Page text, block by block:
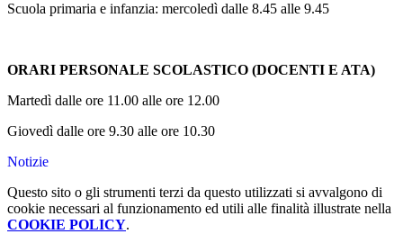
Scuola primaria e infanzia: mercoledì dalle 8.45 alle 9.45
ORARI PERSONALE SCOLASTICO (DOCENTI E ATA)
Martedì dalle ore 11.00 alle ore 12.00
Giovedì dalle ore 9.30 alle ore 10.30
Notizie
Questo sito o gli strumenti terzi da questo utilizzati si avvalgono di
cookie necessari al funzionamento ed utili alle finalità illustrate nella
COOKIE POLICY.